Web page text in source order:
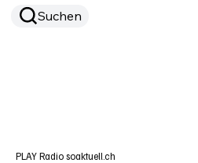
Suchen
PLAY Radio soaktuell.ch